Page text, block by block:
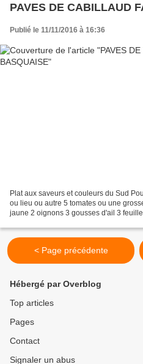
PAVES DE CABILLAUD
Publié le 11/11/2016 à 16:36
Plat aux saveurs et couleurs du Sud
ou lieu ou autre 5 tomates ou une
jaune 2 oignons 3 gousses d'ail 3
< Page précédente
Hébergé par Overblog
Top articles
Pages
Contact
Signaler un abus